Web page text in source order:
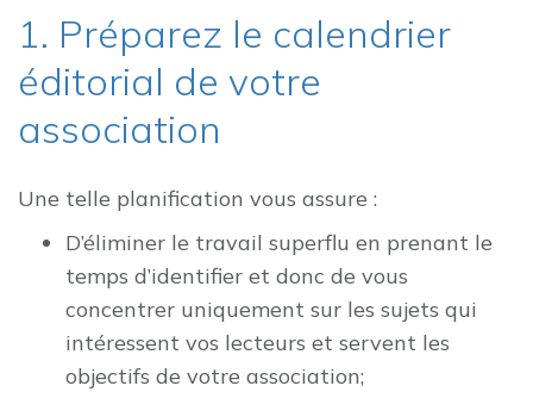
1. Préparez le calendrier
éditorial de votre
association
Une telle planification vous assure :
D’éliminer le travail superflu en prenant le
temps d’identifier et donc de vous
concentrer uniquement sur les sujets qui
intéressent vos lecteurs et servent les
objectifs de votre association;